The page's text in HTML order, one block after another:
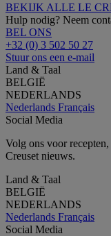
BEKIJK ALLE LE
Hulp nodig? Neem
BEL ONS
+32 (0) 3 502 50 27
Stuur ons een e-mail
Land & Taal
BELGIË
NEDERLANDS
Nederlands Français
Social Media
Volg ons voor
Creuset nieuws.
Land & Taal
BELGIË
NEDERLANDS
Nederlands Français
Social Media